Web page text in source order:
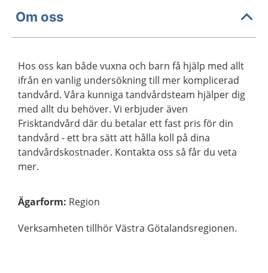
Om oss
Hos oss kan både vuxna och barn få hjälp med allt
ifrån en vanlig undersökning till mer komplicerad
tandvård. Våra kunniga tandvårdsteam hjälper dig
med allt du behöver. Vi erbjuder även
Frisktandvård där du betalar ett fast pris för din
tandvård - ett bra sätt att hålla koll på dina
tandvårdskostnader. Kontakta oss så får du veta
mer.
Ägarform: Region
Verksamheten tillhör Västra Götalandsregionen.